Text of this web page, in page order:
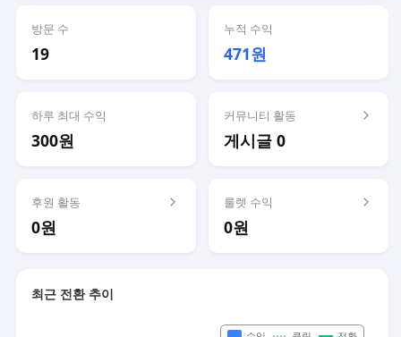
방문 수
19
누적 수익
471원
하루 최대 수익
300원
커뮤니티 활동
게시글 0
후원 활동
0원
룰렛 수익
0원
최근 전환 추이